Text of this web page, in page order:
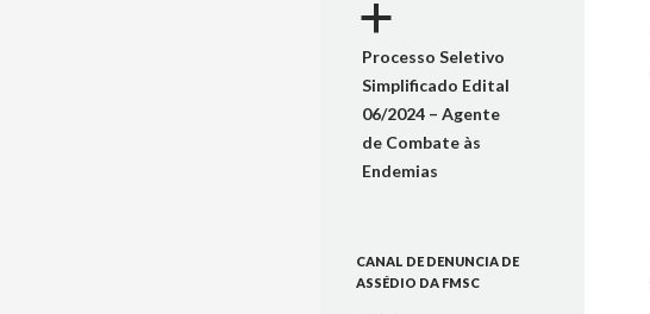
a
Processo Seletivo
Simplificado Edital
06/2024 – Agente
de Combate às
Endemias
CANAL DE DENUNCIA DE
ASSÉDIO DA FMSC